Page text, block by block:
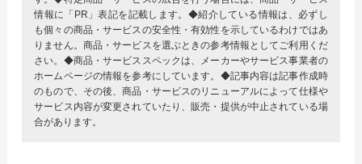
情報に「PR」表記を記載します。◆紹介している情報は、必ずし
も個々の商品・サービスの安全性・有効性を示しているわけではあ
りません。商品・サービスを選ぶときの参考情報としてご利用くだ
さい。◆商品・サービススペックは、メーカーやサービス事業者の
ホームページの情報を参考にしています。◆記事内容は記事作成時
のもので、その後、商品・サービスのリニューアルによって仕様や
サービス内容が変更されていたり、販売・提供が中止されている場
合があります。